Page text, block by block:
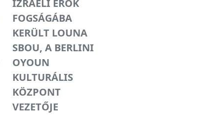
IZRAELI ERŐK
FOGSÁGÁBA
KERÜLT LOUNA
SBOU, A BERLINI
OYOUN
KULTURÁLIS
KÖZPONT
VEZETŐJE